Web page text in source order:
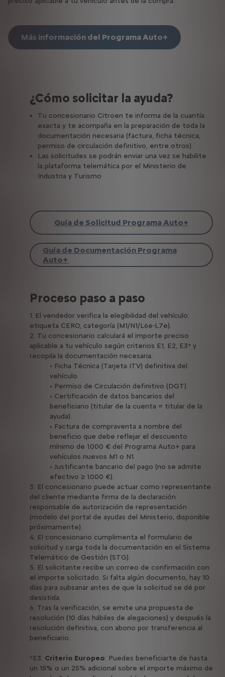
Más información del Programa Auto+
¿Cómo solicitar la ayuda?
Tu concesionario Citroen te informa de la cuantía
exacta y te acompaña en la preparación de toda la
documentación necesaria (factura, ficha técnica,
permiso de circulación definitivo, entre otros).
Las solicitudes se podrán enviar una vez se habilite
la plataforma telemática por el Ministerio de
Industria y Turismo
Guía de Solicitud Programa Auto+
Guía de Documentación Programa
Auto+
Proceso paso a paso
1. El vendedor verifica la elegibilidad del vehículo:
etiqueta CERO, categoría (M1/N1/L6e-L7e).
2. Tu concesionario calculará el importe preciso
aplicable a tu vehículo según criterios E1, E2, E3* y
recopila la documentación necesaria:
• Ficha Técnica (Tarjeta ITV) definitiva del
vehículo.
• Permiso de Circulación definitivo (DGT).
• Certificación de datos bancarios del
beneficiario (titular de la cuenta = titular de la
ayuda).
• Factura de compraventa a nombre del
beneficio que debe reflejar el descuento
mínimo de 1.000 € del Programa Auto+ para
vehículos nuevos M1 o N1.
• Justificante bancario del pago (no se admite
efectivo ≥ 1.000 €).
3. El concesionario puede actuar como representante
del cliente mediante firma de la declaración
responsable de autorización de representación
(modelo del portal de ayudas del Ministerio, disponible
próximamente).
4. El concesionario cumplimenta el formulario de
solicitud y carga toda la documentación en el Sistema
Telemático de Gestión (STG).
5. El solicitante recibe un correo de confirmación con
el importe solicitado. Si falta algún documento, hay 10
días para subsanar antes de que la solicitud se dé por
desistida.
6. Tras la verificación, se emite una propuesta de
resolución (10 días hábiles de alegaciones) y después la
resolución definitiva, con abono por transferencia al
beneficiario.
*E3: Criterio Europeo: Puedes beneficiarte de hasta
un 15% o un 25% adicional sobre el importe máximo de